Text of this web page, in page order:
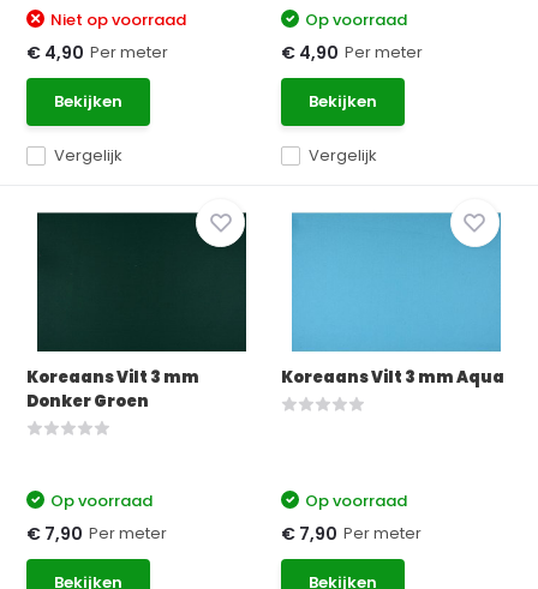
Vergelijk
Niet op voorraad
€ 4,90 Per meter
Bekijken
Vergelijk
Op voorraad
€ 4,90 Per meter
Bekijken
Koreaans Vilt 3 mm
Donker Groen
Op voorraad
€ 7,90 Per meter
Bekijken
Koreaans Vilt 3 mm Aqua
Op voorraad
€ 7,90 Per meter
Bekijken